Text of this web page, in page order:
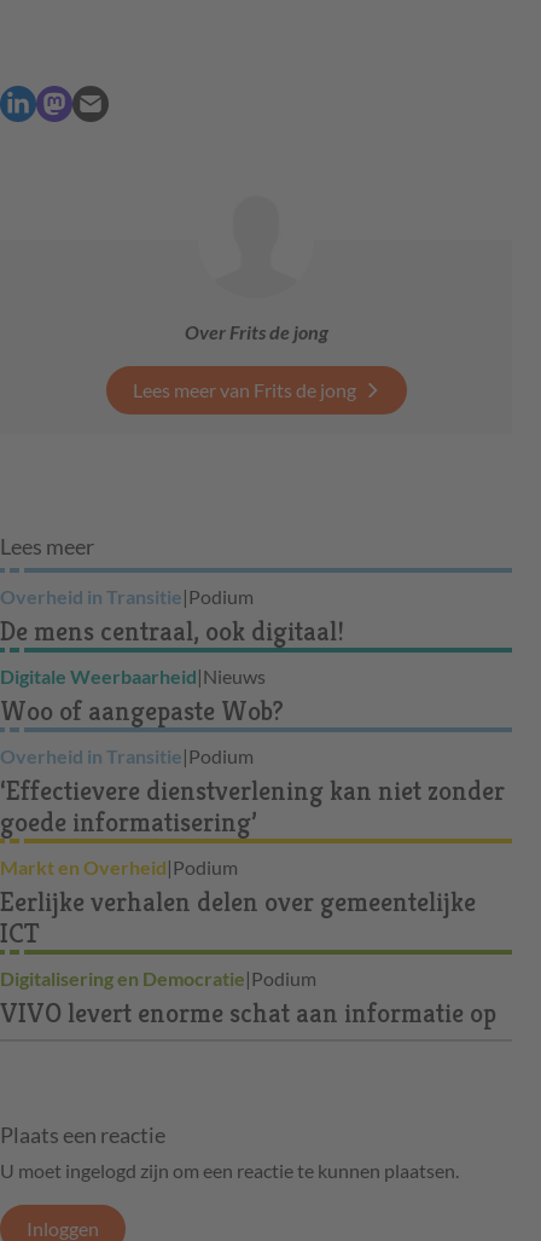
Over Frits de jong
Lees meer van Frits de jong
Lees meer
Overheid in Transitie|Podium
De mens centraal, ook digitaal!
Digitale Weerbaarheid|Nieuws
Woo of aangepaste Wob?
Overheid in Transitie|Podium
‘Effectievere dienstverlening kan niet zonder
goede informatisering’
Markt en Overheid|Podium
Eerlijke verhalen delen over gemeentelijke
ICT
Digitalisering en Democratie|Podium
VIVO levert enorme schat aan informatie op
Plaats een reactie
U moet ingelogd zijn om een reactie te kunnen plaatsen.
Inloggen